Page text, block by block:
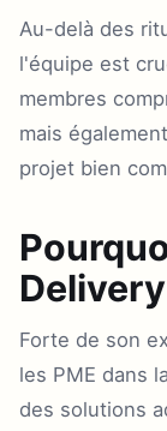
Au-delà des
l'équipe est
membres
mais
projet bien
Forte de son
les PME dans
des solutions